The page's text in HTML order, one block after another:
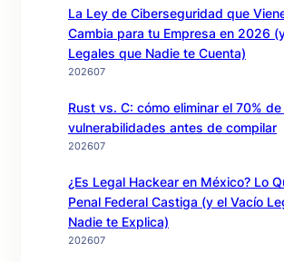
La Ley de Ciberseguridad que
Cambia para tu Empresa en 2026
Legales que Nadie te Cuenta)
202607
Rust vs. C: cómo eliminar el 70% de
vulnerabilidades antes de compilar
202607
¿Es Legal Hackear en México? Lo
Penal Federal Castiga (y el Vacío
Nadie te Explica)
202607